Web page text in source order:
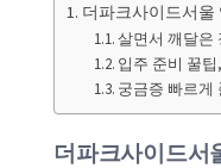
더파크사이드서울
살면서 깨달은
입주 준비 꿀
궁금증 빠르게
더파크사이드서